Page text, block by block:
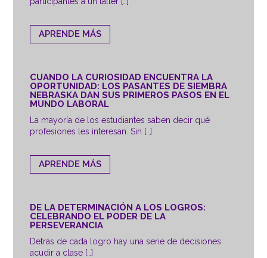
APRENDE MÁS
CUANDO LA CURIOSIDAD ENCUENTRA LA
OPORTUNIDAD: LOS PASANTES DE SIEMBRA
NEBRASKA DAN SUS PRIMEROS PASOS EN EL
MUNDO LABORAL
La mayoría de los estudiantes saben decir qué
profesiones les interesan. Sin […]
APRENDE MÁS
DE LA DETERMINACIÓN A LOS LOGROS:
CELEBRANDO EL PODER DE LA
PERSEVERANCIA
Detrás de cada logro hay una serie de decisiones:
acudir a clase […]